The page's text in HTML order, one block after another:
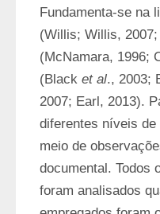
Fundamenta-se na
(Willis; Willis,
(McNamara, 1996;
(Black et al., 2003;
2007; Earl, 2013).
diferentes níveis
meio de
documental. Todos
foram analisados